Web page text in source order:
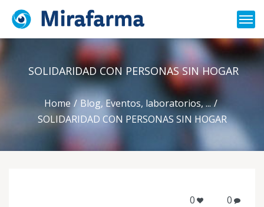
SOLIDARIDAD CON PERSONAS SIN HOGAR
Home Blog, Eventos, laboratorios, ...
SOLIDARIDAD CON PERSONAS SIN HOGAR
0 0